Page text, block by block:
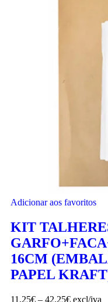
Adicionar aos favoritos
KIT
16CM
PAPEL
11.25€ – 42.25€ excl/iva